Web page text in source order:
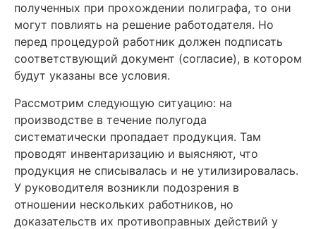
полученных при прохождении полиграфа, то они
могут повлиять на решение работодателя. Но
перед процедурой работник должен подписать
соответствующий документ (согласие), в котором
будут указаны все условия.
Рассмотрим следующую ситуацию: на
производстве в течение полугода
систематически пропадает продукция. Там
проводят инвентаризацию и выясняют, что
продукция не списывалась и не утилизировалась.
У руководителя возникли подозрения в
отношении нескольких работников, но
доказательств их противоправных действий у